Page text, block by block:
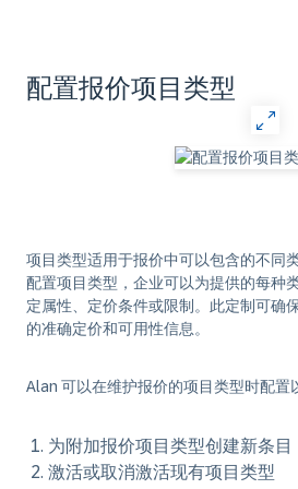
配置报价项目类型
项目类型适用于报价中可以包含的不同
配置项目类型，企业可以为提供的每种
定属性、定价条件或限制。此定制可确
的准确定价和可用性信息。
Alan 可以在维护报价的项目类型时配置
为附加报价项目类型创建新条目
激活或取消激活现有项目类型